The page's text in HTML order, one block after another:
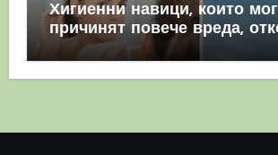
Хигиенни навици, които
причинят повече вреда,
полза